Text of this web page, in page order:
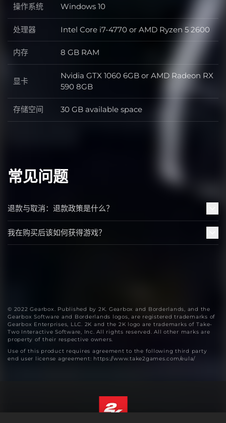
操作系统 操作系统
Windows 10
处理器 处理器
Intel Core i7-4770 or AMD Ryzen 5 2600
内存 内存
8 GB RAM
显卡 显卡
Nvidia GTX 1060 6GB or AMD Radeon RX
590 8GB
存储空间 存储空间
30 GB available space
常见问题
退款与取消：退款政策是什么？
我在购买后该如何获得游戏？
© 2022 Gearbox. Published by 2K. Gearbox and Borderlands, and the
Gearbox Software and Borderlands logos, are registered trademarks of
Gearbox Enterprises, LLC. 2K and the 2K logo are trademarks of Take-
Two Interactive Software, Inc. All rights reserved. All other marks are
property of their respective owners.
Use of this product requires agreement to the following third party
end user license agreement: https://www.take2games.com/eula/